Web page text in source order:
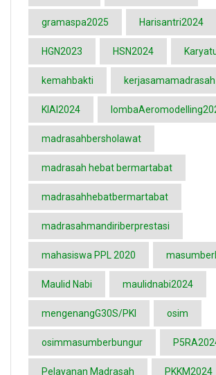
gramaspa2025 Harisantri2024
HGN2023 HSN2024
kemahbakti kerjasamamadrasah
KIAI2024
madrasahbersholawat
madrasah hebat bermartabat
madrasahhebatbermartabat
madrasahmandiriberprestasi
mahasiswa PPL 2020
Maulid Nabi maulidnabi2024
mengenangG30S/PKI osim
osimmasumberbungur
Pelayanan Madrasah PKKM2024